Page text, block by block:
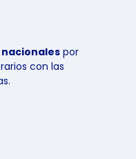
por
con las